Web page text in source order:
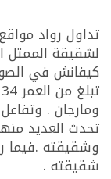
تداول رواد
لشقيقة الممتل
كيفانش في
ومارجان .
تحدث العديد
وشقيقته .فيما
شقيقته .